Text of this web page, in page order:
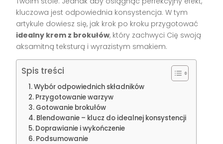
kluczowa jest odpowiednia konsystencja. W tym
artykule dowiesz się, jak krok po kroku przygotować
idealny krem z brokułów, który zachwyci Cię swoją
aksamitną teksturą i wyrazistym smakiem.
Spis treści
Wybór odpowiednich składników
Przygotowanie warzyw
Gotowanie brokułów
Blendowanie – klucz do idealnej konsystencji
Doprawianie i wykończenie
Podsumowanie